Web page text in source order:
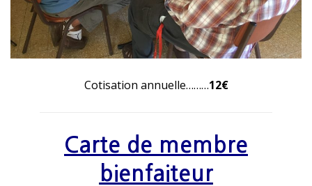
Cotisation annuelle………12€
Carte de membre
bienfaiteur